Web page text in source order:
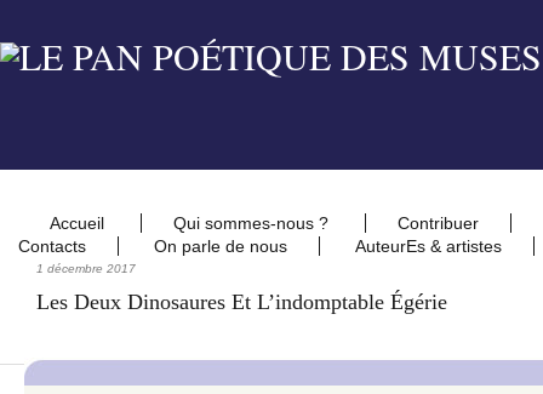
Accueil Qui sommes-nous ?
Contribuer
Contacts
On parle de nous AuteurEs & artistes
1 décembre 2017
Les Deux Dinosaures Et L’indomptable Égérie